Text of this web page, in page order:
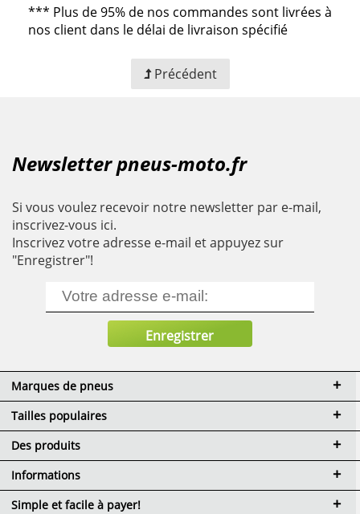
*** Plus de 95% de nos commandes sont livrées à
nos client dans le délai de livraison spécifié
Précédent
Newsletter pneus-moto.fr
Si vous voulez recevoir notre newsletter par e-mail,
inscrivez-vous ici.
Inscrivez votre adresse e-mail et appuyez sur
"Enregistrer"!
Marques de pneus
Tailles populaires
Des produits
Informations
Simple et facile à payer!